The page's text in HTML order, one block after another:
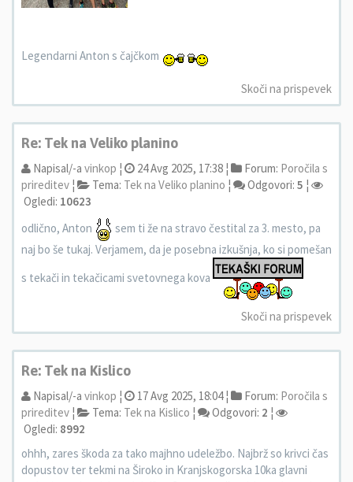
Legendarni Anton s čajčkom
Skoči na prispevek
Re: Tek na Veliko planino
Napisal/-a vinkop ¦ 24 Avg 2025, 17:38 ¦ Forum: Poročila s
prireditev ¦ Tema: Tek na Veliko planino ¦ Odgovori: 5 ¦
Ogledi: 10623
odlično, Anton
sem ti že na stravo čestital za 3. mesto, pa
naj bo še tukaj. Verjamem, da je posebna izkušnja, ko si pomešan
s tekači in tekačicami svetovnega kova
Skoči na prispevek
Re: Tek na Kislico
Napisal/-a vinkop ¦ 17 Avg 2025, 18:04 ¦ Forum: Poročila s
prireditev ¦ Tema: Tek na Kislico ¦ Odgovori: 2 ¦
Ogledi: 8992
ohhh, zares škoda za tako majhno udeležbo. Najbrž so krivci čas
dopustov ter tekmi na Široko in Kranjskogorska 10ka glavni